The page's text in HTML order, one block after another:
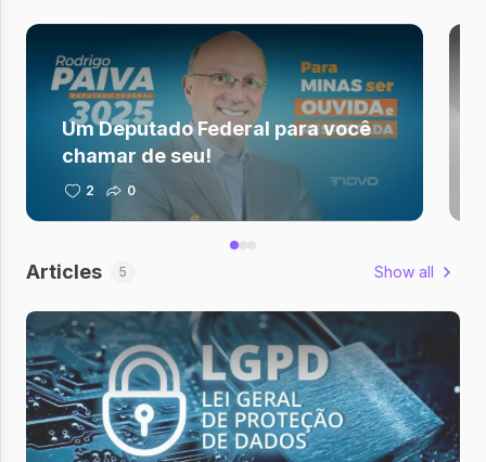
Um Deputado Federal para você
chamar de seu!
2 0
Articles 5 Show all